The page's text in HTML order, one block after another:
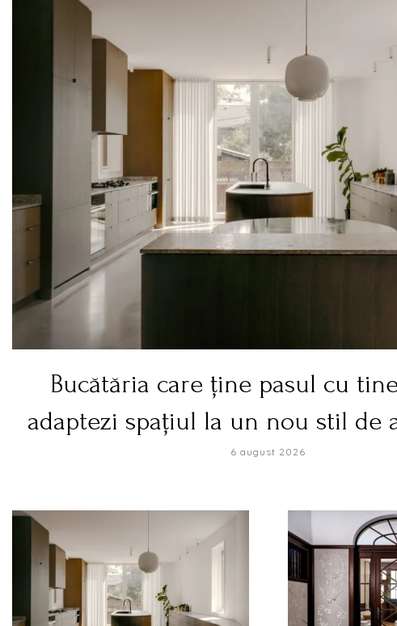
Bucătăria care ține pasul cu
adaptezi spațiul la un nou stil de
6 august 2026